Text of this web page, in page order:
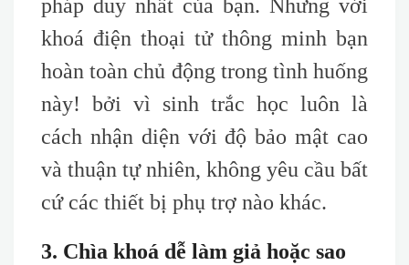
pháp duy nhất của bạn. Nhưng với
khoá điện thoại tử thông minh bạn
hoàn toàn chủ động trong tình huống
này! bởi vì sinh trắc học luôn là
cách nhận diện với độ bảo mật cao
và thuận tự nhiên, không yêu cầu bất
cứ các thiết bị phụ trợ nào khác.
3. Chìa khoá dễ làm giả hoặc sao